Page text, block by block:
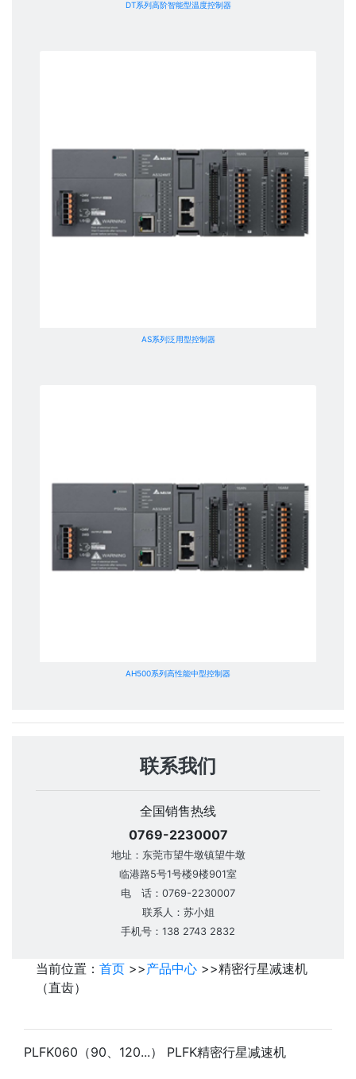
DT系列高阶智能型温度控制器
AS系列泛用型控制器
AH500系列高性能中型控制器
联系我们
全国销售热线
0769-2230007
地址：东莞市望牛墩镇望牛墩
临港路5号1号楼9楼901室
电 话：0769-2230007
联系人：苏小姐
手机号：138 2743 2832
当前位置： 首页 >>产品中心 >>精密行星减速机
（直齿）
PLFK060（90、120...） PLFK精密行星减速机